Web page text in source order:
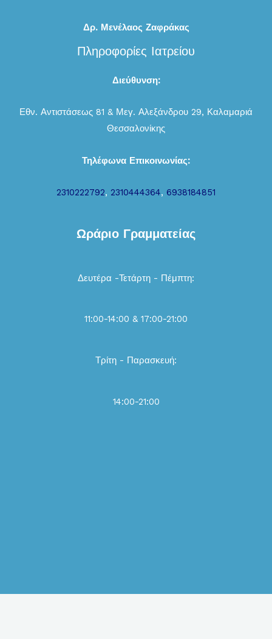
Δρ. Μενέλαος Ζαφράκας
Πληροφορίες Ιατρείου
Διεύθυνση:
Εθν. Αντιστάσεως 81 & Μεγ. Αλεξάνδρου 29, Καλαμαριά
Θεσσαλονίκης
Τηλέφωνα Επικοινωνίας:
2310222792, 2310444364, 6938184851
Ωράριο Γραμματείας
Δευτέρα -Τετάρτη - Πέμπτη:
11:00-14:00 & 17:00-21:00
Τρίτη - Παρασκευή:
14:00-21:00